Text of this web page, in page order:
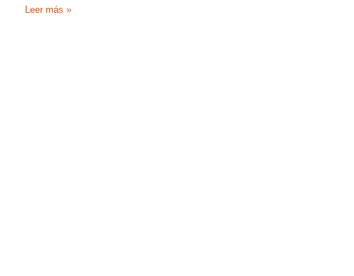
Leer más »